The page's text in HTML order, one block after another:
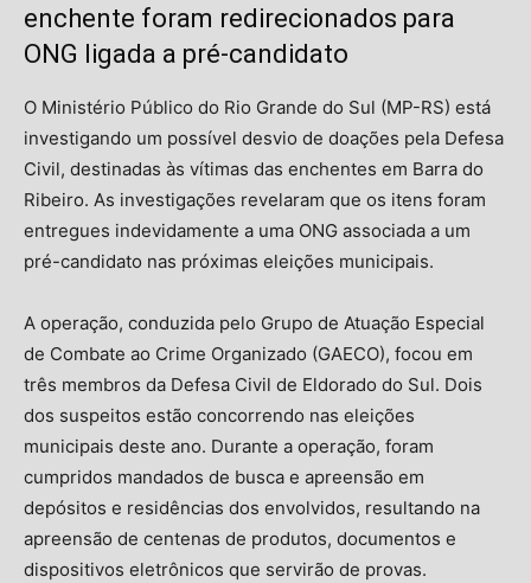
enchente foram redirecionados para
ONG ligada a pré-candidato
O Ministério Público do Rio Grande do Sul (MP-RS) está
investigando um possível desvio de doações pela Defesa
Civil, destinadas às vítimas das enchentes em Barra do
Ribeiro. As investigações revelaram que os itens foram
entregues indevidamente a uma ONG associada a um
pré-candidato nas próximas eleições municipais.
A operação, conduzida pelo Grupo de Atuação Especial
de Combate ao Crime Organizado (GAECO), focou em
três membros da Defesa Civil de Eldorado do Sul. Dois
dos suspeitos estão concorrendo nas eleições
municipais deste ano. Durante a operação, foram
cumpridos mandados de busca e apreensão em
depósitos e residências dos envolvidos, resultando na
apreensão de centenas de produtos, documentos e
dispositivos eletrônicos que servirão de provas.